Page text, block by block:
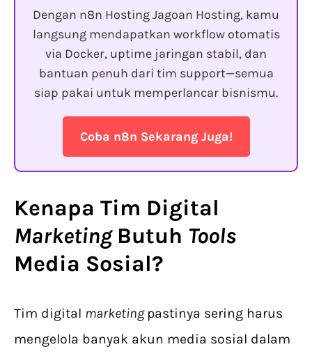
Dengan n8n Hosting Jagoan Hosting, kamu
langsung mendapatkan workflow otomatis
via Docker, uptime jaringan stabil, dan
bantuan penuh dari tim support—semua
siap pakai untuk memperlancar bisnismu.
Coba n8n Sekarang Juga!
Kenapa Tim Digital
Marketing Butuh Tools
Media Sosial?
Tim digital marketing pastinya sering harus
mengelola banyak akun media sosial dalam